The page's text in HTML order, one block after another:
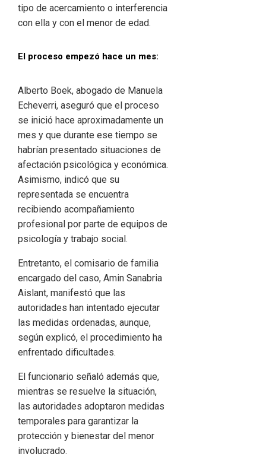
tipo de acercamiento o interferencia
con ella y con el menor de edad.
El proceso empezó hace un mes:
Alberto Boek, abogado de Manuela
Echeverri, aseguró que el proceso
se inició hace aproximadamente un
mes y que durante ese tiempo se
habrían presentado situaciones de
afectación psicológica y económica.
Asimismo, indicó que su
representada se encuentra
recibiendo acompañamiento
profesional por parte de equipos de
psicología y trabajo social.
Entretanto, el comisario de familia
encargado del caso, Amin Sanabria
Aislant, manifestó que las
autoridades han intentado ejecutar
las medidas ordenadas, aunque,
según explicó, el procedimiento ha
enfrentado dificultades.
El funcionario señaló además que,
mientras se resuelve la situación,
las autoridades adoptaron medidas
temporales para garantizar la
protección y bienestar del menor
involucrado.